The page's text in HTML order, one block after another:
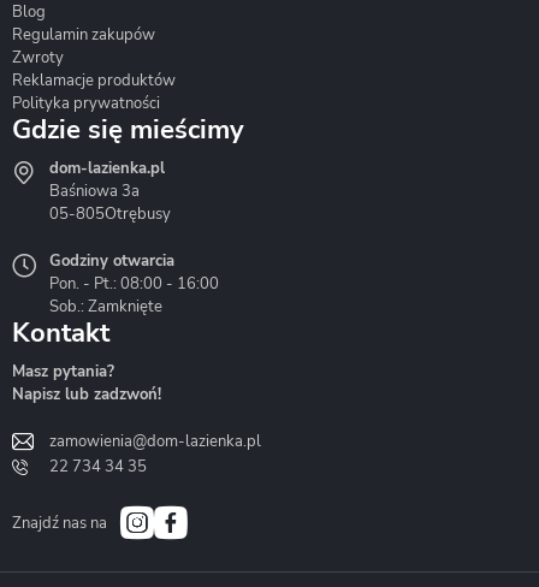
Hydrostop
Liveno
Bath&Spa
Blog
Regulamin zakupów
Zwroty
Reklamacje produktów
Polityka prywatności
Gdzie się mieścimy
dom-lazienka.pl
Baśniowa 3a
05-805Otrębusy
Godziny otwarcia
Pon. - Pt.: 08:00 - 16:00
Sob.: Zamknięte
Kontakt
Masz pytania?
Napisz lub zadzwoń!
zamowienia@dom-lazienka.pl
22 734 34 35
Znajdź nas na